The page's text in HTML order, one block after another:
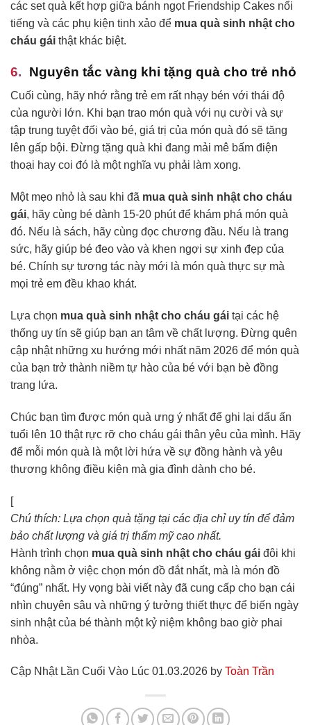
các set quà kết hợp giữa bánh ngọt Friendship Cakes nổi
tiếng và các phụ kiện tinh xảo để mua quà sinh nhật cho
cháu gái thật khác biệt.
Nguyên tắc vàng khi tặng quà cho trẻ nhỏ
Cuối cùng, hãy nhớ rằng trẻ em rất nhạy bén với thái độ
của người lớn. Khi bạn trao món quà với nụ cười và sự
tập trung tuyệt đối vào bé, giá trị của món quà đó sẽ tăng
lên gấp bội. Đừng tặng quà khi đang mải mê bấm điện
thoại hay coi đó là một nghĩa vụ phải làm xong.
Một mẹo nhỏ là sau khi đã mua quà sinh nhật cho cháu
gái, hãy cùng bé dành 15-20 phút để khám phá món quà
đó. Nếu là sách, hãy cùng đọc chương đầu. Nếu là trang
sức, hãy giúp bé đeo vào và khen ngợi sự xinh đẹp của
bé. Chính sự tương tác này mới là món quà thực sự mà
mọi trẻ em đều khao khát.
Lựa chọn mua quà sinh nhật cho cháu gái tại các hệ
thống uy tín sẽ giúp bạn an tâm về chất lượng. Đừng quên
cập nhật những xu hướng mới nhất năm 2026 để món quà
của bạn trở thành niềm tự hào của bé với bạn bè đồng
trang lứa.
Chúc bạn tìm được món quà ưng ý nhất để ghi lại dấu ấn
tuổi lên 10 thật rực rỡ cho cháu gái thân yêu của mình. Hãy
để mỗi món quà là một lời hứa về sự đồng hành và yêu
thương không điều kiện mà gia đình dành cho bé.
[
Chú thích: Lựa chọn quà tặng tại các địa chỉ uy tín để đảm
bảo chất lượng và giá trị thẩm mỹ cao nhất.
Hành trình chọn mua quà sinh nhật cho cháu gái đôi khi
không nằm ở việc chọn món đồ đắt nhất, mà là món đồ
“đúng” nhất. Hy vọng bài viết này đã cung cấp cho bạn cái
nhìn chuyên sâu và những ý tưởng thiết thực để biến ngày
sinh nhật của bé thành một kỷ niệm không bao giờ phai
nhòa.
Cập Nhật Lần Cuối Vào Lúc 01.03.2026 by Toàn Trần